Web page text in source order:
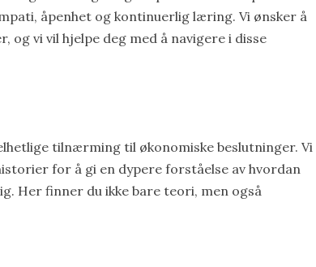
åpenhet og kontinuerlig læring. Vi ønsker å
vi vil hjelpe deg med å navigere i disse
tilnærming til økonomiske beslutninger. Vi
for å gi en dypere forståelse av hvordan
Her finner du ikke bare teori, men også